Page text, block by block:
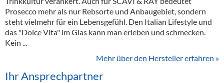
Prosecco mehr als nur Rebsorte und Anbaugebiet, sondern
steht vielmehr für ein Lebensgefühl. Den Italian Lifestyle und
das "Dolce Vita" im Glas kann man erleben und schmecken.
Kein ...
Mehr über den Hersteller erfahren »
Ihr Ansprechpartner